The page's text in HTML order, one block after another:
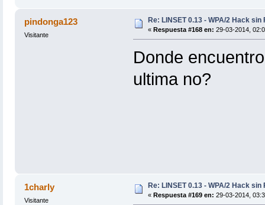
pindonga123
Visitante
Re: LINSET 0.13 - WPA/2 Hack
« Respuesta #168 en: 29-03-2014,
Donde
ultima no?
1charly
Visitante
Re: LINSET 0.13 - WPA/2 Hack
« Respuesta #169 en: 29-03-2014,